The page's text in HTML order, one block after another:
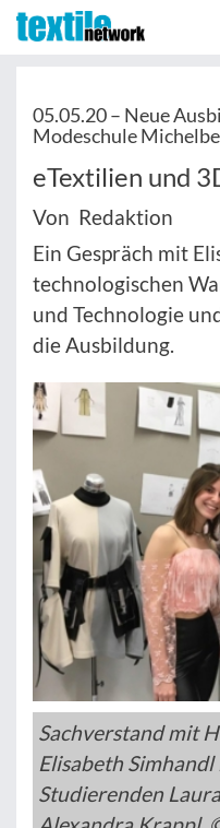
05.05.20 – Neue
Modeschule
eTextilien und
Von Redaktion
Ein Gespräch mit
technologischen
und Technologie
die Ausbildung.
Sachverstand mit
Elisabeth
Studierenden